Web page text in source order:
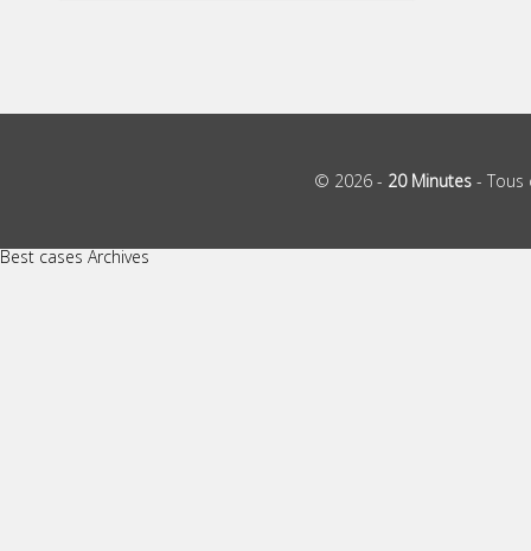
© 2026 - 20 Minutes -
Best cases Archives